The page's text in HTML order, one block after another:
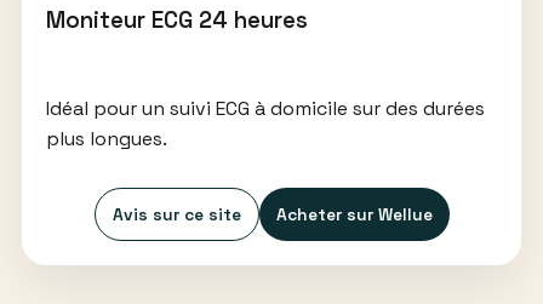
Moniteur ECG 24 heures
Idéal pour un suivi ECG à domicile sur des durées
plus longues.
Avis sur ce site Acheter sur Wellue